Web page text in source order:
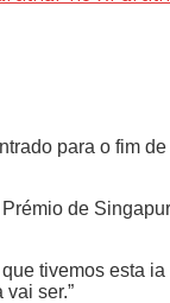
para o fim
de
tivemos esta
ser.”